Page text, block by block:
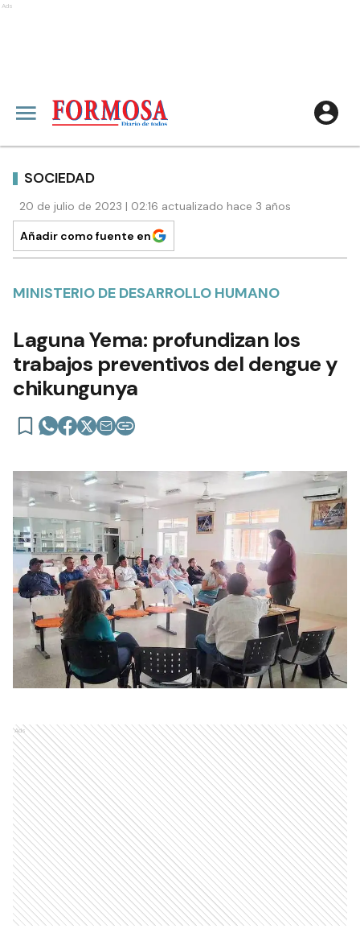
Ads
SOCIEDAD
20 de julio de 2023 | 02:16 actualizado hace 3 años
Añadir como fuente en
MINISTERIO DE DESARROLLO HUMANO
Laguna Yema: profundizan los
trabajos preventivos del dengue y
chikungunya
Ads